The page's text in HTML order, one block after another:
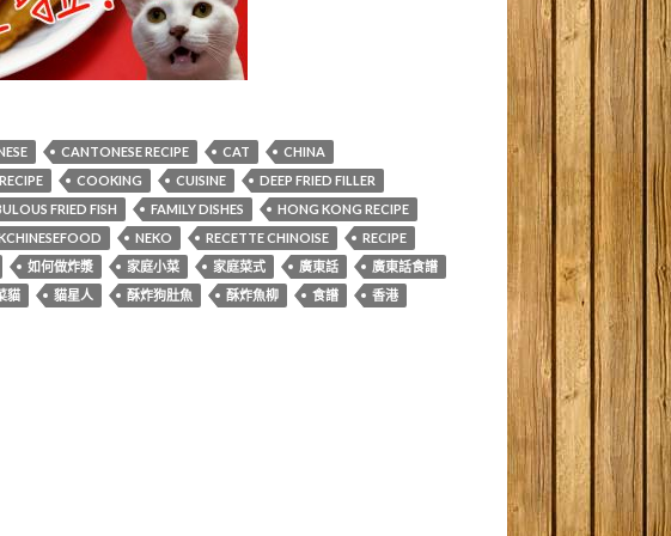
CANTONESE RECIPE CAT
CHINA
COOKING CUISINE
DEEP FRIED FILLER
FRIED FISH FAMILY DISHES
HONG KONG RECIPE
NEKO RECETTE CHINOISE
RECIPE
如何做炸漿 家庭小菜 家庭菜式 廣東話
廣東話食譜
貓 貓星人 酥炸狗肚魚 酥炸魚柳 食譜
香港